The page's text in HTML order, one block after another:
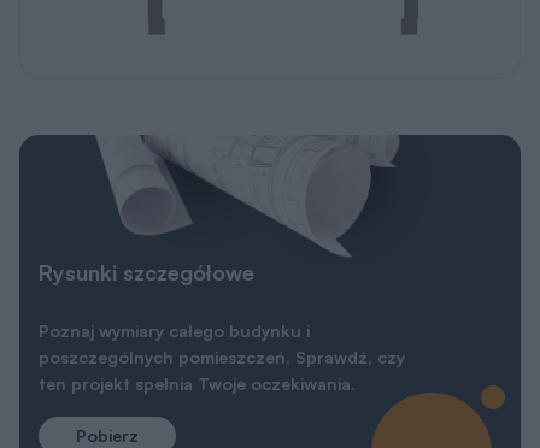
Rysunki szczegółowe
Poznaj wymiary całego budynku i
poszczególnych pomieszczeń. Sprawdź, czy
ten projekt spełnia Twoje oczekiwania.
Pobierz